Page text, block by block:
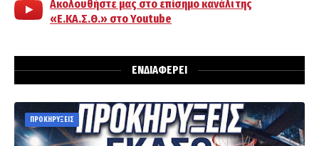
Ακολουθήστε μας στο επίσημο κανάλι της
«Ε.ΚΑ.Σ.Θ.» στο Youtube
ΕΝΔΙΑΦΕΡΕΙ
ΠΡΟΚΗΡΥΞΕΙΣ